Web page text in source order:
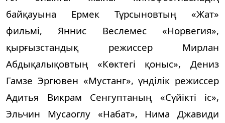
байқауына Ермек Тұрсыновтың «Жат»
фильмі, Яннис Веслемес «Норвегия»,
қырғызстандық режиссер Мирлан
Абдықалықовтың «Көктегі қоныс», Дениз
Гамзе Эргювен «Мустанг», үнділік режиссер
Адитья Викрам Сенгуптаның «Сүйікті іс»,
Эльчин Мусаоглу «Набат», Нима Джавиди